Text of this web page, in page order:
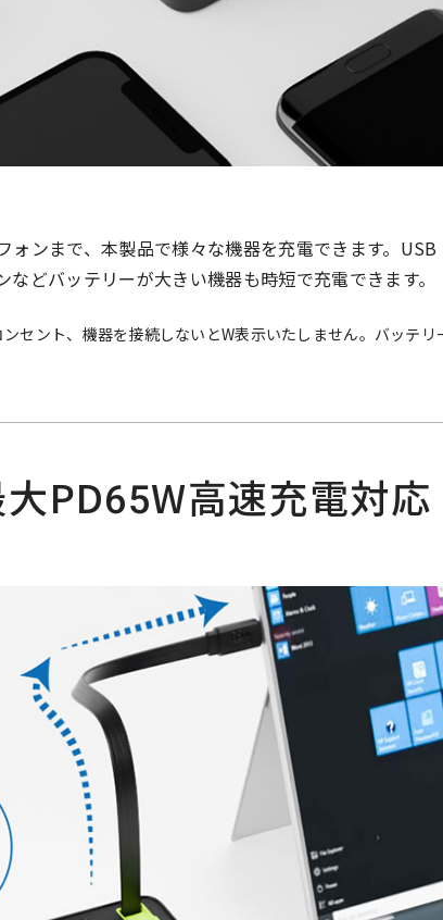
ォンまで、本製品で様々な機器を充電できます。
などバッテリーが大きい機器も時短で充電できます
セント、機器を接続しないとW表示いたしません。バッテ
PD65W高速充電対応